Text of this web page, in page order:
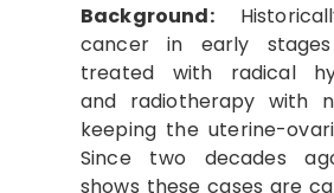
Background:
cancer in early
treated with radical
and radiotherapy with
keeping the uterine-
Since two decades
shows these cases are